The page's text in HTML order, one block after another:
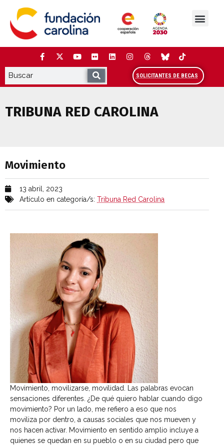
contenido
SOLICITANTES DE BECAS
TRIBUNA RED CAROLINA
Movimiento
13 abril, 2023
Artículo en categoría/s: Tribuna Red Carolina
Movimiento, movilizarse, movilidad. Las palabras evocan
sensaciones diferentes. ¿De qué quiero hablar cuando digo
movimiento? Por un lado, me refiero a eso que nos
moviliza por dentro, a causas sociales que nos mueven y
nos hacen activar. Movimiento en sentido amplio incluye a
quienes se quedan en su pueblo o en su ciudad pero que